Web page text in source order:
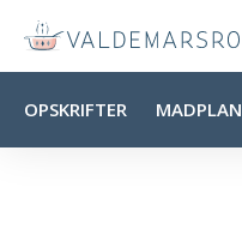
OPSKRIFTER MADPLAN